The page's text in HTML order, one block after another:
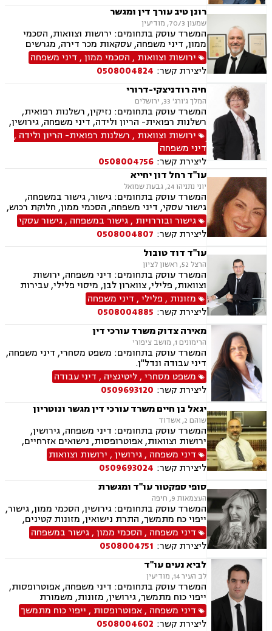
רונן טיב עורך דין ומגשר
שמעון 70/3, מודיעין
המשרד עוסק בתחומים: ירושות וצוואות, הסכמי
ממון, דיני משפחה, עסקאות מכר דירה, מגרשים
חקלאיים, מגרשים לבניה , הפקעת קרקעות, מושבים
וקיבוצים , נחלות ומשקים במושבים, נדל"ן, גירושין,
ידועים בציבור, מזונות, משמורת, חלוקת רכוש,
מעמד אישי, דיני חוזים, גישור במשפחה, מגשרים,
ייפוי כוח מתמשך
ירושות וצוואות , הסכמי ממון, דיני משפחה
ליצירת קשר: 0508004824
חיה רודניצקי-דרורי
המלך ג'ורג' 33, ירושלים
המשרד עוסק בתחומים: נזיקין, רשלנות רפואית,
רשלנות רפואית- הריון ולידה, דיני משפחה, גירושין,
גישור במשפחה, ירושות וצוואות, הסכמי ממון,
משמורת, פונדקאות, אפוטרופסות, ניכור הורי
ירושות וצוואות , רשלנות רפואית- הריון ולידה ,
דיני משפחה
ליצירת קשר: 0508004756
עו"ד רחל דון יחייא
יוני נתניהו 24, גבעת שמואל
המשרד עוסק בתחומים: גישור, גישור במשפחה,
גישור עסקי, דיני משפחה, הסכמי ממון, חלוקת רכוש,
מזונות, ירושות וצוואות, מעמד אישי, דיני חוזים
גישור ובוררויות ,גישור במשפחה ,גישור עסקי
ליצירת קשר: 0508004807
עו"ד דוד טובול
הרצל 52, ראשון לציון
המשרד עוסק בתחומים: דיני משפחה, ירושות
וצוואות, פלילי, צווארון לבן, מיסוי פלילי, עבירות
מס, תעבורה, נהיגה בשכרות, שלילת רשיון נהיגה,
נוטריון, נדל"ן, עסקאות מכר דירה, לשון הרע
מזונות , פלילי, דיני משפחה
ליצירת קשר: 0508004885
מאירה צדוק משרד עורכי דין
הרימונים 1, מושב ציפורי
המשרד עוסק בתחומים: משפט מסחרי, דיני משפחה,
דיני עבודה ונדל"ן.
משפט מסחרי,ליטיגציה , דיני עבודה
ליצירת קשר: 0509693120
יגאל בן חיים משרד עורכי דין מגשר ונוטריון
שוהם 2, אשדוד
המשרד עוסק בתחומים: דיני משפחה, גירושין,
ירושות וצוואות, אפוטרופסות, נישואים אזרחיים,
גישור במשפחה, הסכמי ממון, נוטריון, אבהות,
אלימות במשפחה, ייצוג קטינים, ידועים בציבור,
מזונות, משמורת, מעמד אישי, דיני משפחה.
דיני משפחה ,גירושין, ירושות וצוואות
ליצירת קשר: 0509693024
סופי ספקטור עו"ד ומגשרת
העצמאות 9, חיפה
המשרד עוסק בתחומים: גירושין, הסכמי ממון, גישור,
ייפוי כח מתמשך, התרת נישואין, מזונות קטינים,
מזונות אשה, מדור, חטיפת ילדים, חלוקת רכוש, פרוק
שיתוף ,צווי הרחקה, צווי הטרדה מאיימת, צוואות
וירושות, עיזבונות, תביעות לאכיפות הסכם, ביזיון
בית משפט
דיני משפחה , הסכמי ממון,גישור במשפחה
ליצירת קשר: 0508004751
לביא נעים עו"ד
לב העיר 14, מודיעין
המשרד עוסק בתחומים: דיני משפחה, אפוטרופסות,
ייפוי כוח מתמשך, גירושין, מזונות, משמורת
דיני משפחה ,אפוטרופסות , ייפוי כוח מתמשך
ליצירת קשר: 0508004602